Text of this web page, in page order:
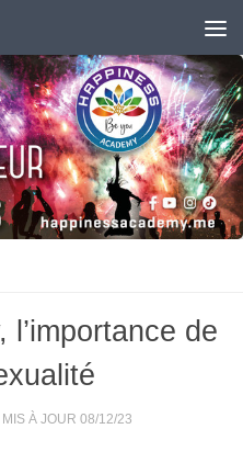
l’importance de
MIS À JOUR 08/12/23